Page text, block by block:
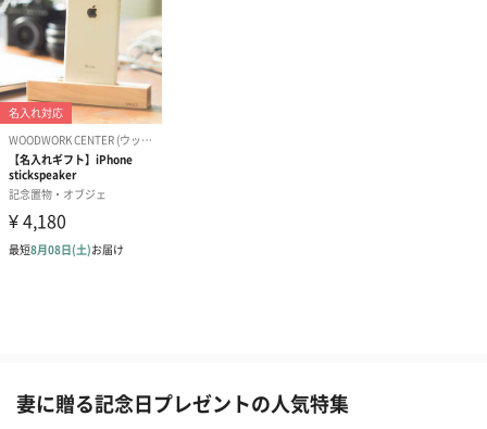
妻に贈る記念日プレゼントの人気特集